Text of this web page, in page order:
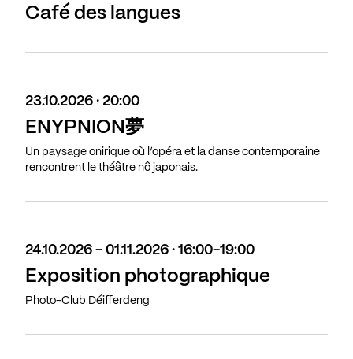
Café des langues
23.10.2026 · 20:00
ENYPNION夢
Un paysage onirique où l’opéra et la danse contemporaine
rencontrent le théâtre nô japonais.
24.10.2026 - 01.11.2026 · 16:00-19:00
Exposition photographique
Photo-Club Déifferdeng